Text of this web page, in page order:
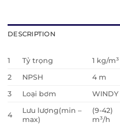
DESCRIPTION
1 Tỷ trọng
1 kg/m³
2
NPSH
4 m
3
Loại bơm WINDY
4
Lưu lượng(min –
max)
(9-42)
m³/h